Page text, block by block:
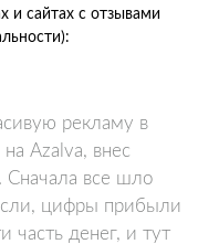
и сайтах с отзывами
рекламу в
Azalva, внес
все шло
цифры прибыли
часть денег, и тут